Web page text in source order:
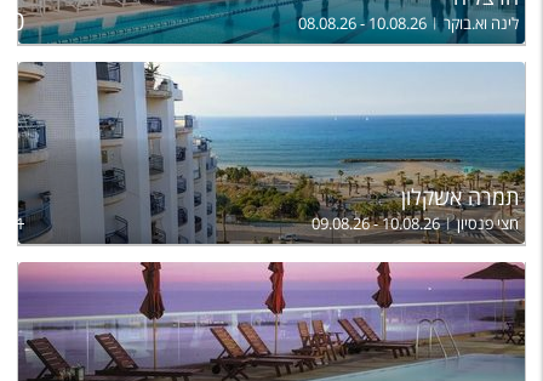
לינה וא.בוקר 08.08.26 - 10.08.26
תמרה אשקלון
חצי פנסיון 09.08.26 - 10.08.26